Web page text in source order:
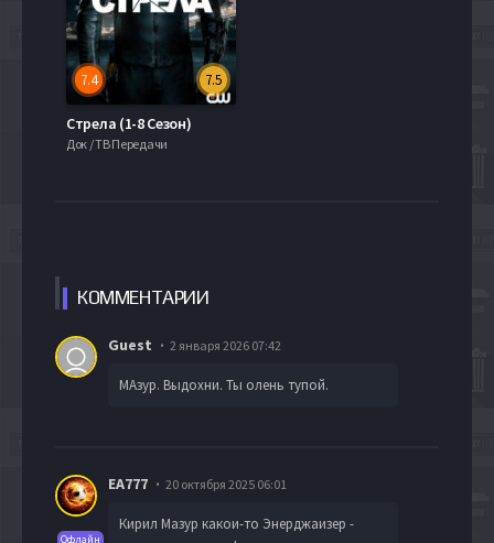
7.5
7.4
Стрела (1-8 Сезон)
Док / ТВ Передачи
КОММЕНТАРИИ
Guest 2 января 2026 07:42
МАзур. Выдохни. Ты олень тупой.
Офлайн
EA777 20 октября 2025 06:01
Кирил Мазур какои-то Энерджаизер -